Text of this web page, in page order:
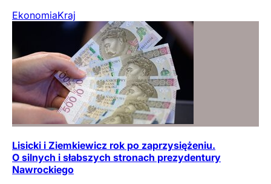
EkonomiaKraj
Lisicki i Ziemkiewicz rok po zaprzysiężeniu.
O silnych i słabszych stronach prezydentury
Nawrockiego